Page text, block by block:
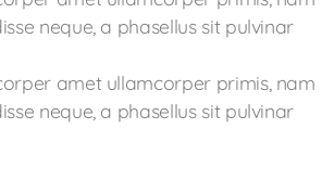
neque, a phasellus sit pulvinar
amet ullamcorper primis, nam
neque, a phasellus sit pulvinar